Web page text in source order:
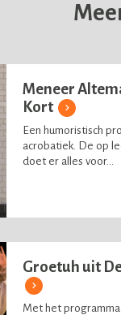
Meneer
Kort
Een humoristisch
acrobatiek. De op
doet er alles voor...
Groetuh uit
Met het